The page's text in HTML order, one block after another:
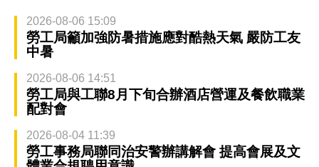
2026-08-06 15:09
勞工局籲加強防暑措施應對酷熱天氣 嚴防工友
中暑
2026-08-06 14:51
勞工局與工聯8月下旬合辦酒店營運及餐飲職業
配對會
2026-08-04 11:39
勞工事務局聯同治安警辦講解會 提高會展及文